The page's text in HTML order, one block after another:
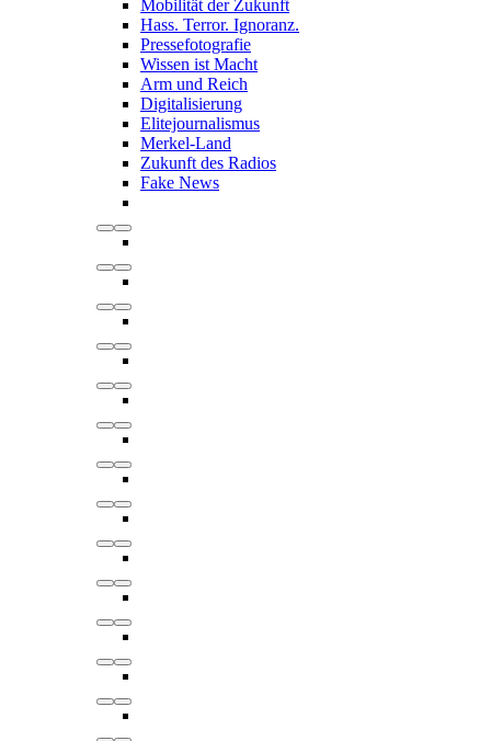
Mobilität der Zukunft
Hass. Terror. Ignoranz.
Pressefotografie
Wissen ist Macht
Arm und Reich
Digitalisierung
Elitejournalismus
Merkel-Land
Zukunft des Radios
Fake News